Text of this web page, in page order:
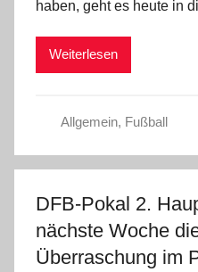
haben, geht es heute in
Weiterlesen
Allgemein, Fußball
DFB-Pokal 2.
nächste Woche
Überraschung im